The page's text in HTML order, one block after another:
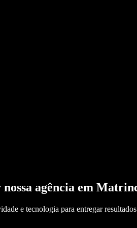
agência em
e tecnologia para entregar